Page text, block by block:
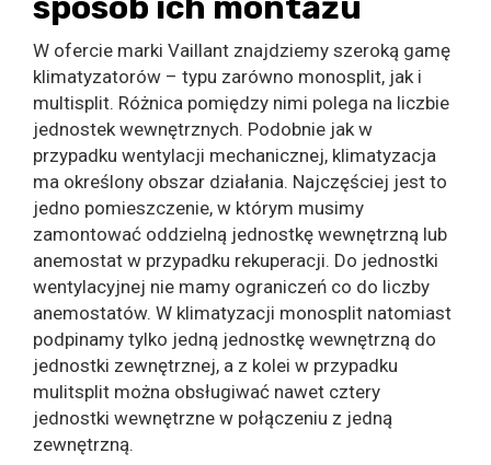
sposób ich montażu
W ofercie marki Vaillant znajdziemy szeroką gamę
klimatyzatorów – typu zarówno monosplit, jak i
multisplit. Różnica pomiędzy nimi polega na liczbie
jednostek wewnętrznych. Podobnie jak w
przypadku wentylacji mechanicznej, klimatyzacja
ma określony obszar działania. Najczęściej jest to
jedno pomieszczenie, w którym musimy
zamontować oddzielną jednostkę wewnętrzną lub
anemostat w przypadku rekuperacji. Do jednostki
wentylacyjnej nie mamy ograniczeń co do liczby
anemostatów. W klimatyzacji monosplit natomiast
podpinamy tylko jedną jednostkę wewnętrzną do
jednostki zewnętrznej, a z kolei w przypadku
mulitsplit można obsługiwać nawet cztery
jednostki wewnętrzne w połączeniu z jedną
zewnętrzną.